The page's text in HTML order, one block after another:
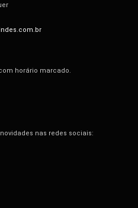
horário marcado.
nas redes sociais: